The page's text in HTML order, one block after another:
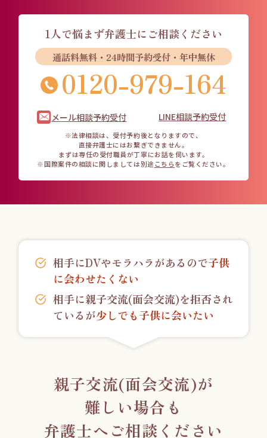
1人で悩まず弁護士にご相談ください
通話料無料・24時間予約受付・年中無休
0120-979-164
メール相談予約受付 LINE相談予約受付
※法律相談は、受付予約後となりますので、
直接弁護士にはお繋ぎできません。
まずは専任の受付職員が丁寧にお話を伺います。
※国際案件の相談に関しましては 別途 こちら をご覧ください。
相手にDVやモラハラがあるので子供
に会わせたくない
相手に親子交流(面会交流)を拒否され
ているが少しでも子供に会いたい
親子交流(面会交流)が
難しい場合も
弁護士へご相談ください